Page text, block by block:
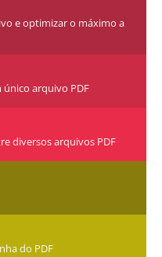
e optimizar o máximo a
único arquivo PDF
diversos arquivos PDF
do PDF